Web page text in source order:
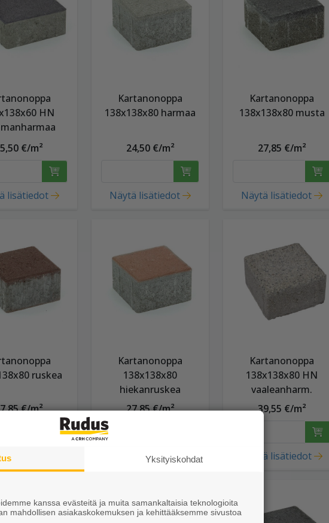
HN
€/m²
lisätiedot
Kartanonoppa
138x138x80 harmaa
24,50 €/m²
Näytä lisätiedot
Kartanonoppa
138x138x80 musta
27,85 €/m²
Näytä lisätiedot
ruskea
€/m²
lisätiedot
Kartanonoppa
138x138x80
hiekanruskea
27,85 €/m²
Näytä lisätiedot
Kartanonoppa
138x138x80 HN
vaaleanharm.
39,55 €/m²
Näytä lisätiedot
Yksityiskohdat
kanssa evästeitä ja muita samankaltaisia teknologioita
mahdollisen asiakaskokemuksen ja kehittääksemme sivustoa